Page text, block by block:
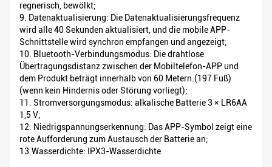
regnerisch, bewölkt;
9. Datenaktualisierung: Die Datenaktualisierungsfrequenz
wird alle 40 Sekunden aktualisiert, und die mobile APP-
Schnittstelle wird synchron empfangen und angezeigt;
10. Bluetooth-Verbindungsmodus: Die drahtlose
Übertragungsdistanz zwischen der Mobiltelefon-APP und
dem Produkt beträgt innerhalb von 60 Metern.(197 Fuß)
(wenn kein Hindernis oder Störung vorliegt);
11. Stromversorgungsmodus: alkalische Batterie 3 × LR6AA
1,5 V;
12. Niedrigspannungserkennung: Das APP-Symbol zeigt eine
rote Aufforderung zum Austausch der Batterie an;
13.Wasserdichte: IPX3-Wasserdichte